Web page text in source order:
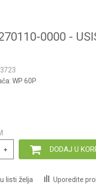
0000 -
WP 60P
DODAJ U
listi želja Uporedite